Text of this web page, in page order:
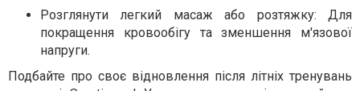
Розглянути легкий масаж або розтяжку: Для
покращення кровообігу та зменшення м'язової
напруги.
Подбайте про своє відновлення після літніх тренувань